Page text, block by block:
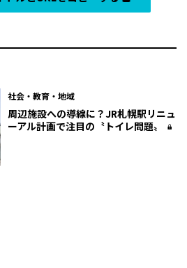
社会・教育・地域
周辺施設への導線に？JR札幌駅リニュ
ーアル計画で注目の〝トイレ問題〟